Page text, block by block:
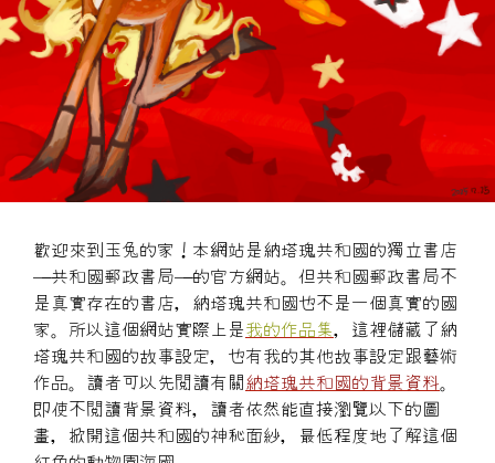
歡迎來到玉兔的家！本網站是納塔瑰共和國的獨立書店
——共和國郵政書局——的官方網站。但共和國郵政書局不
是真實存在的書店，納塔瑰共和國也不是一個真實的國
家。所以這個網站實際上是我的作品集，這裡儲藏了納
塔瑰共和國的故事設定，也有我的其他故事設定跟藝術
作品。讀者可以先閲讀有關納塔瑰共和國的背景資料。
即使不閲讀背景資料，讀者依然能直接瀏覽以下的圖
畫，掀開這個共和國的神秘面紗，最低程度地了解這個